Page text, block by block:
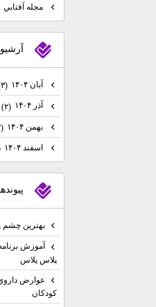
مجله آفتابي
آرشيو
آبان ۱۴۰۴ (۳)
آذر ۱۴۰۴ (۲)
بهمن ۱۴۰۴ (۲)
اسفند ۱۴۰۴
بهترين چشم
آموزش
پلاس پلاس
عوارض
كودكان